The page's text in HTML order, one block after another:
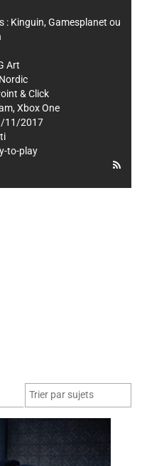
: Kinguin, Gamesplanet ou
Art
& Click
, Xbox One
11/2017
to-play